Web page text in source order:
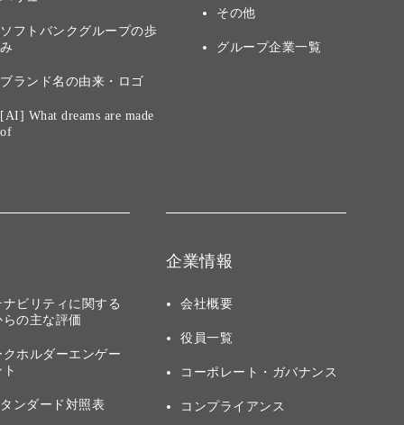
ソフトバンクグループの歩
み
ブランド名の由来・ロゴ
[AI] What dreams are made
of
その他
グループ企業一覧
ビリティに関する
の主な評価
クホルダーエンゲー
ンダード対照表
企業情報
会社概要
役員一覧
コーポレート・ガバナンス
コンプライアンス